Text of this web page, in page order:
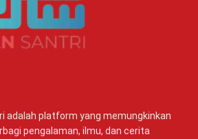
adalah platform yang memungkinkan
pengalaman, ilmu, dan cerita